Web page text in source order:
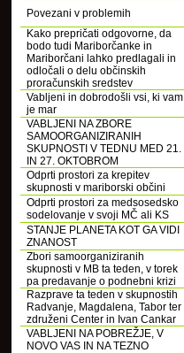
Povezani v problemih
Kako prepričati odgovorne, da
bodo tudi Mariborčanke in
Mariborčani lahko predlagali in
odločali o delu občinskih
proračunskih sredstev
Vabljeni in dobrodošli vsi, ki vam
je mar
VABLJENI NA ZBORE
SAMOORGANIZIRANIH
SKUPNOSTI V TEDNU MED 21.
IN 27. OKTOBROM
Odprti prostori za krepitev
skupnosti v mariborski občini
Odprti prostori za medsosedsko
sodelovanje v svoji MČ ali KS
STANJE PLANETA KOT GA VIDI
ZNANOST
Zbori samoorganiziranih
skupnosti v MB ta teden, v torek
pa predavanje o podnebni krizi
Razprave ta teden v skupnostih
Radvanje, Magdalena, Tabor ter
združeni Center in Ivan Cankar
VABLJENI NA POBREŽJE, V
NOVO VAS IN NA TEZNO